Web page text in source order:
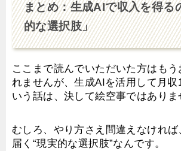
まとめ：生成AIで収入を得る
的な選択肢」
ここまで読んでいただいた方はも
れませんが、生成AIを活用して月収
いう話は、決して絵空事ではありま
むしろ、やり方さえ間違えなけれ
届く“現実的な選択肢”なんです。